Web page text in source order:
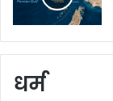
धर्म